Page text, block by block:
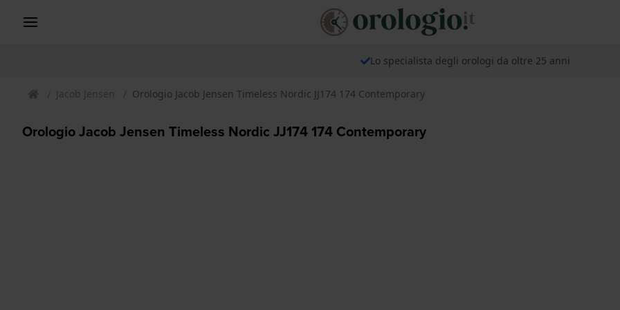
Lo specialista degli orologi da oltre 25 anni
Jacob Jensen Orologio Jacob Jensen Timeless Nordic JJ174 174 Contemporary
Orologio Jacob Jensen Timeless Nordic JJ174 174 Contemporary